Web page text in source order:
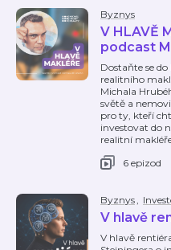
Byznys
V HLAVĚ
podcast
Dostaňte se
realitního
Michala
světě a
pro ty, kteří
investovat do
realitní
6 epizod
Byznys,
V hlavě
V hlavě